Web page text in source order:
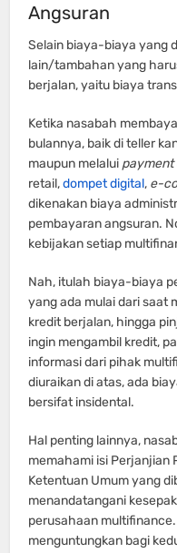
Angsuran
Selain biaya-biaya yang
lain/tambahan yang
berjalan, yaitu biaya
Ketika nasabah
bulannya, baik di teller
maupun melalui payment
retail,dompet digital, e-
dikenakan biaya
pembayaran angsuran.
kebijakan setiap
Nah, itulah biaya-biaya
yang ada mulai dari saat
kredit berjalan, hingga
ingin mengambil kredit,
informasi dari pihak
diuraikan di atas, ada
bersifat insidental.
Hal penting lainnya,
memahami isi Perjanjian
Ketentuan Umum yang
menandatangani
perusahaan
menguntungkan bagi